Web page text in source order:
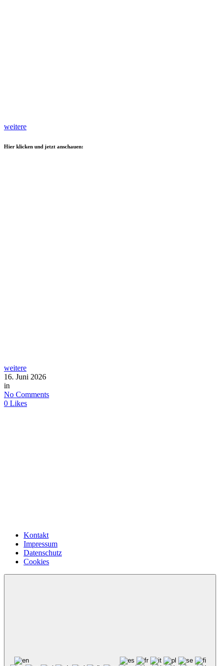
weitere
Hier klicken und jetzt anschauen:
weitere
16. Juni 2026
in
No Comments
0 Likes
Kontakt
Impressum
Datenschutz
Cookies